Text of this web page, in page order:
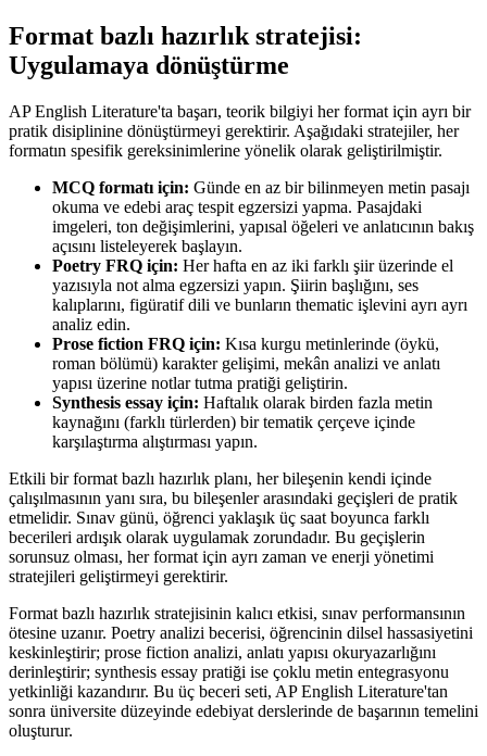
Format bazlı hazırlık stratejisi:
Uygulamaya dönüştürme
AP English Literature'ta başarı, teorik bilgiyi her format için ayrı bir
pratik disiplinine dönüştürmeyi gerektirir. Aşağıdaki stratejiler, her
formatın spesifik gereksinimlerine yönelik olarak geliştirilmiştir.
MCQ formatı için: Günde en az bir bilinmeyen metin pasajı
okuma ve edebi araç tespit egzersizi yapma. Pasajdaki
imgeleri, ton değişimlerini, yapısal öğeleri ve anlatıcının bakış
açısını listeleyerek başlayın.
Poetry FRQ için: Her hafta en az iki farklı şiir üzerinde el
yazısıyla not alma egzersizi yapın. Şiirin başlığını, ses
kalıplarını, figüratif dili ve bunların thematic işlevini ayrı ayrı
analiz edin.
Prose fiction FRQ için: Kısa kurgu metinlerinde (öykü,
roman bölümü) karakter gelişimi, mekân analizi ve anlatı
yapısı üzerine notlar tutma pratiği geliştirin.
Synthesis essay için: Haftalık olarak birden fazla metin
kaynağını (farklı türlerden) bir tematik çerçeve içinde
karşılaştırma alıştırması yapın.
Etkili bir format bazlı hazırlık planı, her bileşenin kendi içinde
çalışılmasının yanı sıra, bu bileşenler arasındaki geçişleri de pratik
etmelidir. Sınav günü, öğrenci yaklaşık üç saat boyunca farklı
becerileri ardışık olarak uygulamak zorundadır. Bu geçişlerin
sorunsuz olması, her format için ayrı zaman ve enerji yönetimi
stratejileri geliştirmeyi gerektirir.
Format bazlı hazırlık stratejisinin kalıcı etkisi, sınav performansının
ötesine uzanır. Poetry analizi becerisi, öğrencinin dilsel hassasiyetini
keskinleştirir; prose fiction analizi, anlatı yapısı okuryazarlığını
derinleştirir; synthesis essay pratiği ise çoklu metin entegrasyonu
yetkinliği kazandırır. Bu üç beceri seti, AP English Literature'tan
sonra üniversite düzeyinde edebiyat derslerinde de başarının temelini
oluşturur.